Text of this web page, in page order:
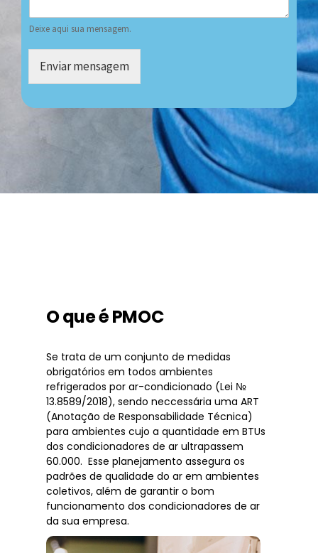
Deixe aqui sua mensagem.
Enviar mensagem
O que é PMOC
Se trata de um conjunto de medidas
obrigatórios em todos ambientes
refrigerados por ar-condicionado (Lei №
13.8589/2018), sendo neccessária uma ART
(Anotação de Responsabilidade Técnica)
para ambientes cujo a quantidade em BTUs
dos condicionadores de ar ultrapassem
60.000. Esse planejamento assegura os
padrões de qualidade do ar em ambientes
coletivos, além de garantir o bom
funcionamento dos condicionadores de ar
da sua empresa.